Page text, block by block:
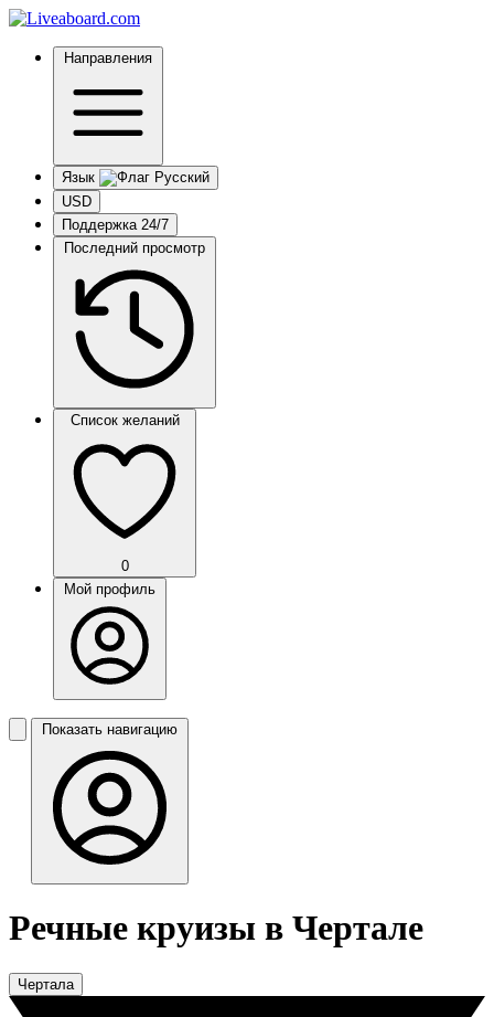
Направления
Язык
USD
Поддержка 24/7
Последний просмотр
Список желаний
0
Мой профиль
Показать навигацию
Речные круизы в Чертале
Чертала